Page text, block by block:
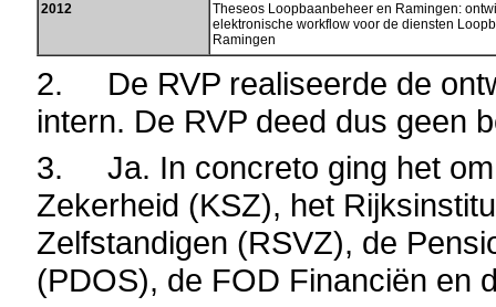
2012
Theseos Loopbaanbeheer en Ramingen:
elektronische workflow voor de diensten
Ramingen
2. De RVP realiseerde de
intern. De RVP deed dus geen
3.
Ja. In concreto ging het
Zekerheid (KSZ), het
Zelfstandigen (RSVZ), de
(PDOS), de FOD Financiën en